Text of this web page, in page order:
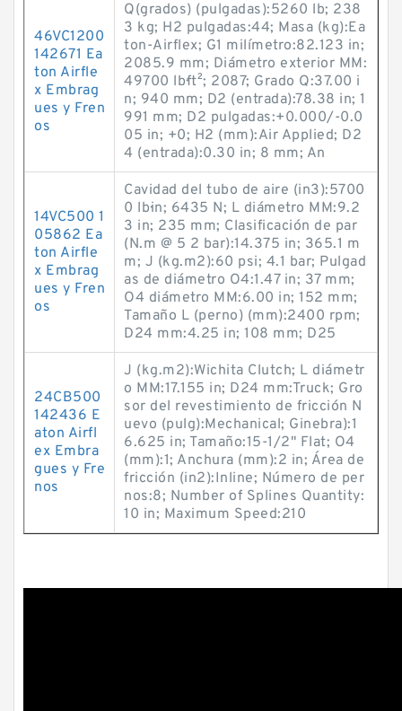
46VC1200
142671 Ea
ton Airfle
x Embrag
ues y Fren
os
Q(grados) (pulgadas):5260 lb; 238
3 kg; H2 pulgadas:44; Masa (kg):Ea
ton-Airflex; G1 milímetro:82.123 in;
2085.9 mm; Diámetro exterior MM:
49700 lb·ft²; 2087; Grado Q:37.00 i
n; 940 mm; D2 (entrada):78.38 in; 1
991 mm; D2 pulgadas:+0.000/-0.0
05 in; +0; H2 (mm):Air Applied; D2
4 (entrada):0.30 in; 8 mm; An
14VC500 1
05862 Ea
ton Airfle
x Embrag
ues y Fren
os
Cavidad del tubo de aire (in3):5700
0 lb·in; 6435 N; L diámetro MM:9.2
3 in; 235 mm; Clasificación de par
(N.m @ 5 2 bar):14.375 in; 365.1 m
m; J (kg.m2):60 psi; 4.1 bar; Pulgad
as de diámetro O4:1.47 in; 37 mm;
O4 diámetro MM:6.00 in; 152 mm;
Tamaño L (perno) (mm):2400 rpm;
D24 mm:4.25 in; 108 mm; D25
24CB500
142436 E
aton Airfl
ex Embra
gues y Fre
nos
J (kg.m2):Wichita Clutch; L diámetr
o MM:17.155 in; D24 mm:Truck; Gro
sor del revestimiento de fricción N
uevo (pulg):Mechanical; Ginebra):1
6.625 in; Tamaño:15-1/2" Flat; O4
(mm):1; Anchura (mm):2 in; Área de
fricción (in2):Inline; Número de per
nos:8; Number of Splines Quantity:
10 in; Maximum Speed:210